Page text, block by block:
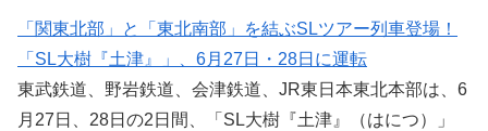
「関東北部」と「東北南部」を結ぶSLツアー列車登場！
「SL大樹『土津』」、6月27日・28日に運転
東武鉄道、野岩鉄道、会津鉄道、JR東日本東北本部は、6
月27日、28日の2日間、「SL大樹『土津』（はにつ）」